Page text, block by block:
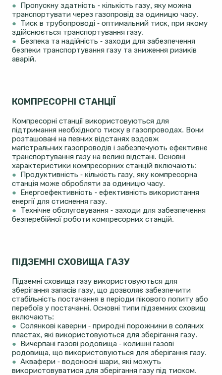
● Пропускну здатність - кількість газу, яку можна
транспортувати через газопровід за одиницю часу.
● Тиск в трубопроводі - оптимальний тиск, при якому
здійснюється транспортування газу.
● Безпека та надійність - заходи для забезпечення
безпеки транспортування газу та зниження ризиків
аварій.
КОМПРЕСОРНІ СТАНЦІЇ
Компресорні станції використовуються для
підтримання необхідного тиску в газопроводах. Вони
розташовані на певних відстанях вздовж
магістральних газопроводів і забезпечують ефективне
транспортування газу на великі відстані. Основні
характеристики компресорних станцій включають:
● Продуктивність - кількість газу, яку компресорна
станція може обробляти за одиницю часу.
● Енергоефективність - ефективність використання
енергії для стиснення газу.
● Технічне обслуговування - заходи для забезпечення
безперебійної роботи компресорних станцій.
ПІДЗЕМНІ СХОВИЩА ГАЗУ
Підземні сховища газу використовуються для
зберігання запасів газу, що дозволяє забезпечити
стабільність постачання в періоди пікового попиту або
перебоїв у постачанні. Основні типи підземних сховищ
включають:
● Солянкові каверни - природні порожнини в соляних
пластах, які використовуються для зберігання газу.
● Вичерпані газові родовища - колишні газові
родовища, що використовуються для зберігання газу.
● Аквафери - водоносні шари, які можуть
використовуватися для зберігання газу під тиском.